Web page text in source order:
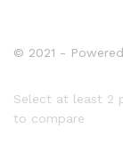
© 2021 -
Select at least 2
to compare